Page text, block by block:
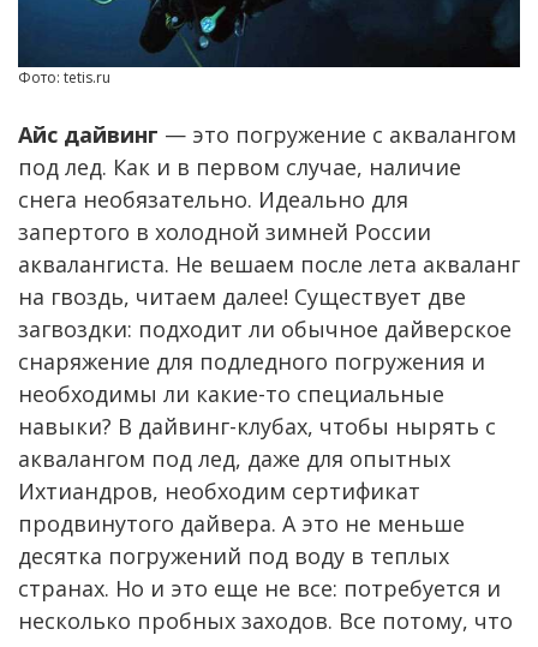
Фото: tetis.ru
Айс дайвинг — это погружение с аквалангом
под лед. Как и в первом случае, наличие
снега необязательно. Идеально для
запертого в холодной зимней России
аквалангиста. Не вешаем после лета акваланг
на гвоздь, читаем далее! Существует две
загвоздки: подходит ли обычное дайверское
снаряжение для подледного погружения и
необходимы ли какие-то специальные
навыки? В дайвинг-клубах, чтобы нырять с
аквалангом под лед, даже для опытных
Ихтиандров, необходим сертификат
продвинутого дайвера. А это не меньше
десятка погружений под воду в теплых
странах. Но и это еще не все: потребуется и
несколько пробных заходов. Все потому, что